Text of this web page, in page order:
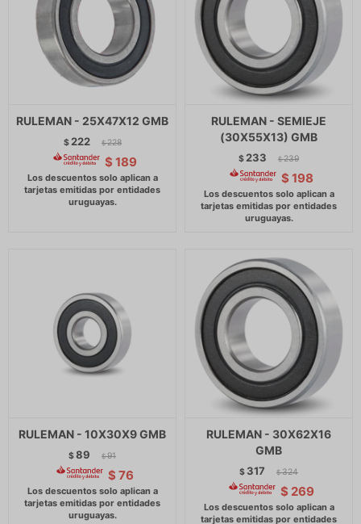
RULEMAN - 25X47X12 GMB
$ 222 $ 228
$ 189
RULEMAN - SEMIEJE
(30X55X13) GMB
$ 233 $ 239
$ 198
RULEMAN - 10X30X9 GMB
$89 $ 91
$ 76
RULEMAN - 30X62X16
GMB
$ 317 $ 324
$ 269